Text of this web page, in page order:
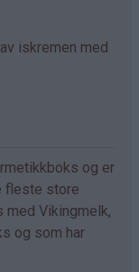
iskremen med
og er
fleste store
med Vikingmelk,
og som har